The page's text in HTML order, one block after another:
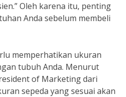
Oleh karena itu, penting
Anda sebelum membeli
memperhatikan ukuran
tubuh Anda. Menurut
of Marketing dari
sepeda yang sesuai akan